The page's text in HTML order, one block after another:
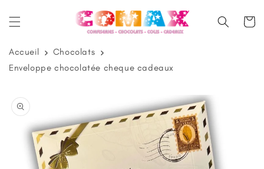
au
Panier
Accueil
Chocolats
Enveloppe chocolatée cheque cadeaux
informations
produits